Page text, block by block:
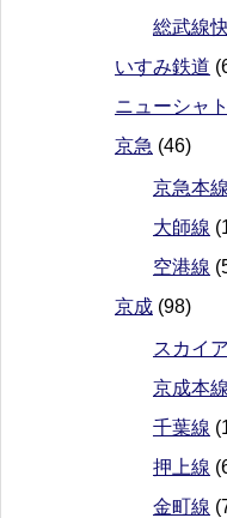
総武線
いすみ鉄道
ニューシャ
京急 (46)
京急本線
大師線
空港線
京成 (98)
スカイ
京成本線
千葉線
押上線
金町線